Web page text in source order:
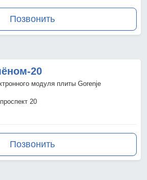
Позвонить
20
модуля плиты Gorenje
20
Позвонить